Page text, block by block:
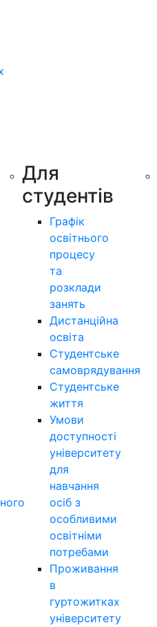
Для
студентів
Графік
освітнього
процесу
та
розклади
занять
Дистанційна
освіта
Студентське
самоврядування
Студентське
життя
Умови
доступності
університету
для
навчання
осіб з
особливими
освітніми
потребами
Проживання
в
гуртожитках
університету